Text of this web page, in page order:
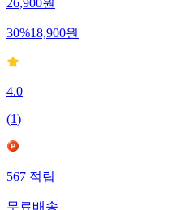
26,900원
30%18,900원
4.0
(1)
567적립